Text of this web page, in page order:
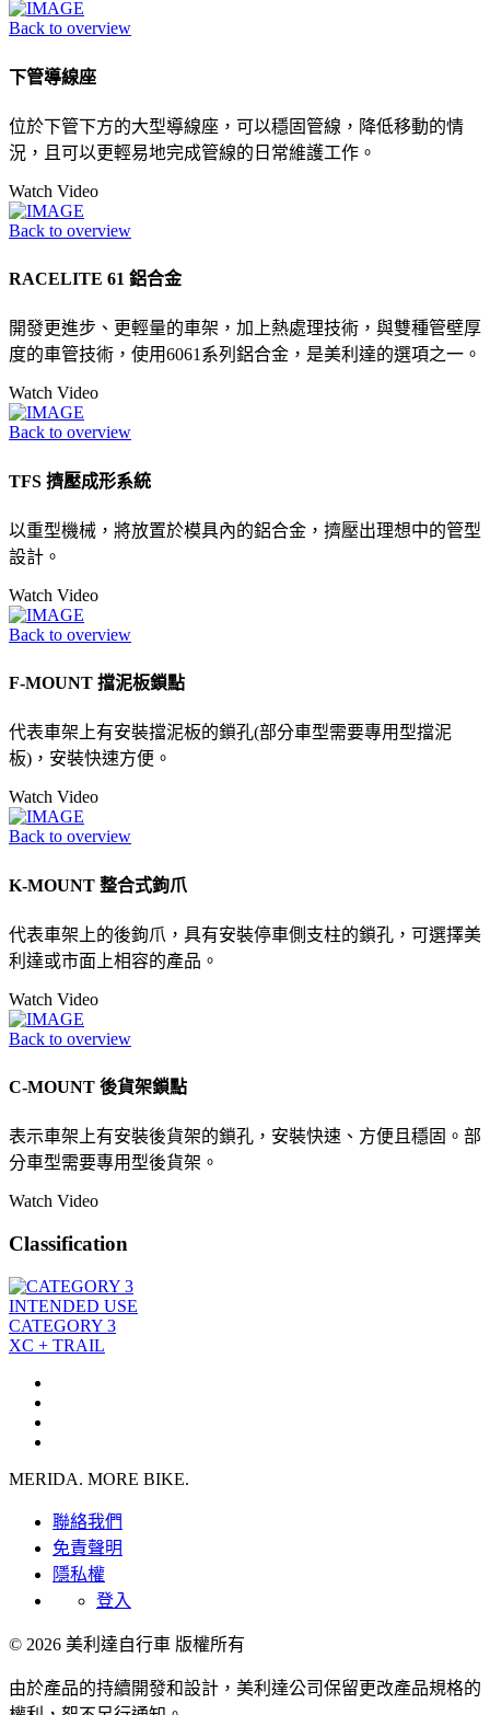
Back to overview
下管導線座
位於下管下方的大型導線座，可以穩固管線，降低移動的情
況，且可以更輕易地完成管線的日常維護工作。
Watch Video
Back to overview
RACELITE 61 鋁合金
開發更進步、更輕量的車架，加上熱處理技術，與雙種管壁厚
度的車管技術，使用6061系列鋁合金，是美利達的選項之一。
Watch Video
Back to overview
TFS 擠壓成形系統
以重型機械，將放置於模具內的鋁合金，擠壓出理想中的管型
設計。
Watch Video
Back to overview
F-MOUNT 擋泥板鎖點
代表車架上有安裝擋泥板的鎖孔(部分車型需要專用型擋泥
板)，安裝快速方便。
Watch Video
Back to overview
K-MOUNT 整合式鉤爪
代表車架上的後鉤爪，具有安裝停車側支柱的鎖孔，可選擇美
利達或市面上相容的產品。
Watch Video
Back to overview
C-MOUNT 後貨架鎖點
表示車架上有安裝後貨架的鎖孔，安裝快速、方便且穩固。部
分車型需要專用型後貨架。
Watch Video
Classification
INTENDED USE
CATEGORY 3
XC + TRAIL
MERIDA. MORE BIKE.
聯絡我們
免責聲明
隱私權
登入
© 2026 美利達自行車 版權所有
由於產品的持續開發和設計，美利達公司保留更改產品規格的